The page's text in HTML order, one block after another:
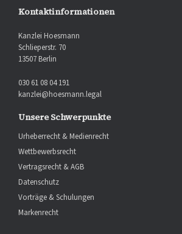
Kontaktinformationen
Kanzlei Hoesmann
Schlieperstr. 70
13507 Berlin
030 61 08 04 191
kanzlei@hoesmann.legal
Unsere Schwerpunkte
Urheberrecht & Medienrecht
Wettbewerbsrecht
Vertragsrecht & AGB
Datenschutz
Vorträge & Schulungen
Markenrecht